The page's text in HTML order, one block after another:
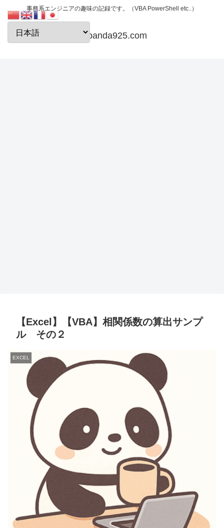
事務系エンジニアの趣味の記録です。（VBA PowerShell etc..）
papanda925.com
【Excel】【VBA】相関係数の算出サンプ
ル その２
EXCEL